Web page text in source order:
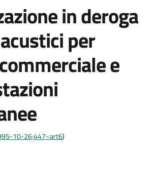
in deroga
per
e
10-26;447~art6)